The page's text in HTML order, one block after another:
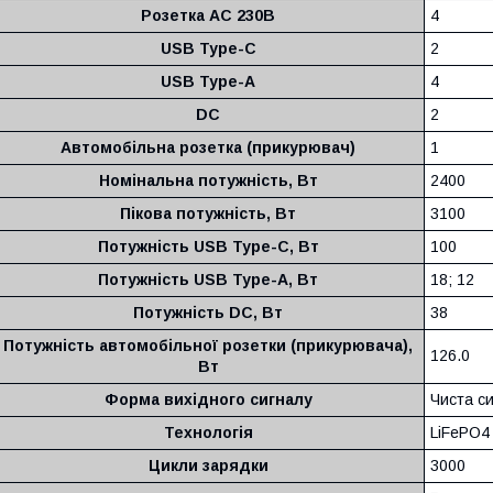
Розетка AC 230В
4
USB Type-C
2
USB Type-A
4
DC
2
Автомобільна розетка (прикурювач)
1
Номінальна потужність, Вт
2400
Пікова потужність, Вт
3100
Потужність USB Type-C, Вт
100
Потужність USB Type-A, Вт
18; 12
Потужність DC, Вт
38
Потужність автомобільної розетки (прикурювача),
Вт
126.0
Форма вихідного сигналу
Чиста
Технологія
LiFePO4
Цикли зарядки
3000